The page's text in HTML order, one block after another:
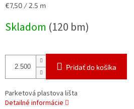
Jednotková
€7,50 / 2.5 m
Skladom (120 bm)
Pridať do košíka
Parketová plastova lišta
Detailné informácie